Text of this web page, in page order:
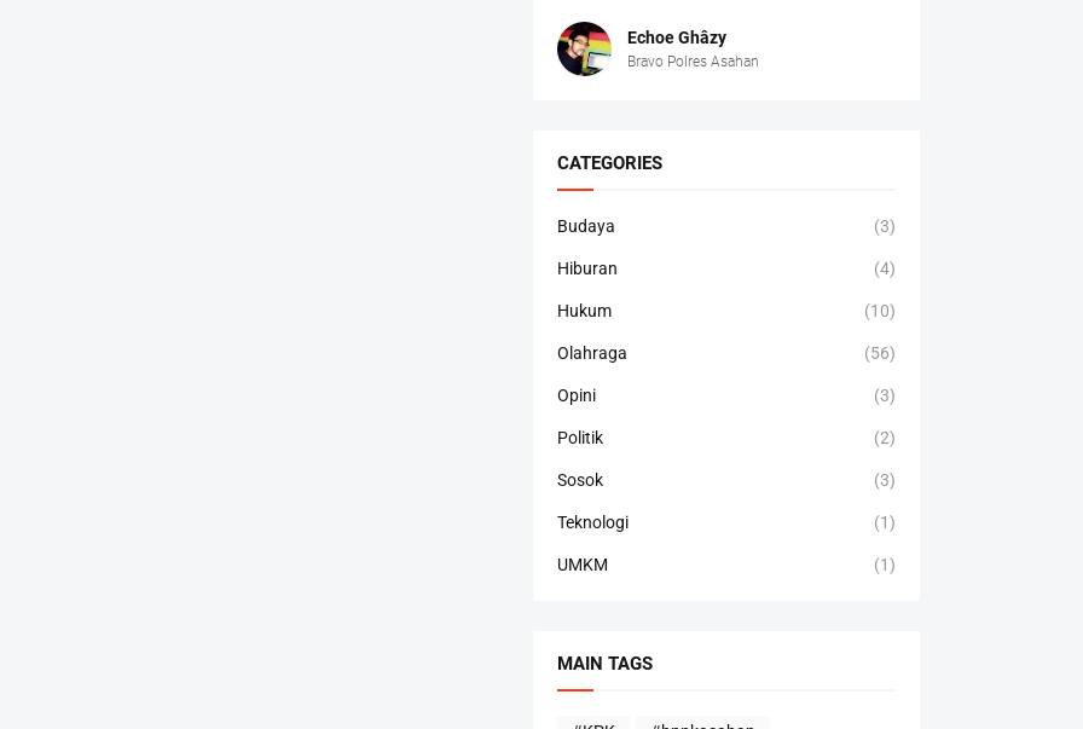
Echoe Ghâzy
Bravo Polres Asahan
CATEGORIES
Budaya (3)
Hiburan (4)
Hukum (10)
Olahraga (56)
Opini (3)
Politik (2)
Sosok (3)
Teknologi (1)
UMKM (1)
MAIN TAGS